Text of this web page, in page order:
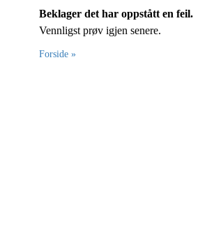
Beklager det har oppstått en feil.
Vennligst prøv igjen senere.
Forside »